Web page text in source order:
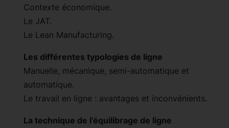
Contexte économique.
Le JAT.
Le Lean Manufacturing.
Les différentes typologies de ligne
Manuelle, mécanique, semi-automatique et
automatique.
Le travail en ligne : avantages et inconvénients.
La technique de l’équilibrage de ligne